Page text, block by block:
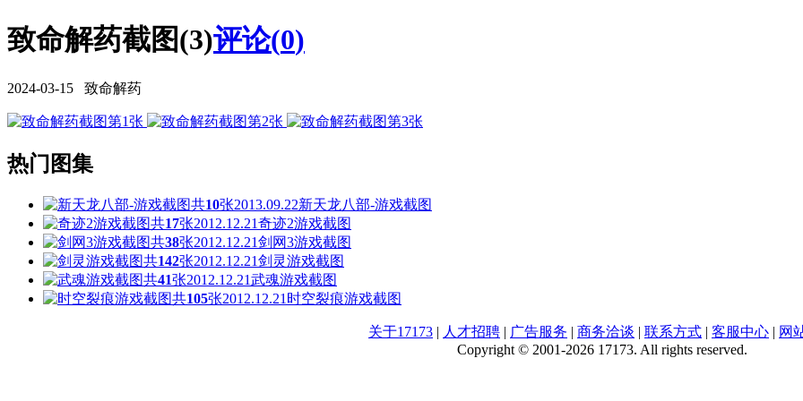
致命解药截图(3)评论(0)
2024-03-15 致命解药
热门图集
共10张2013.09.22新天龙八部-游戏截图
共17张2012.12.21奇迹2游戏截图
共38张2012.12.21剑网3游戏截图
共142张2012.12.21剑灵游戏截图
共41张2012.12.21武魂游戏截图
共105张2012.12.21 时空裂痕游戏截图
关于17173 | 人才招聘 | 广告服务 | 商务洽谈 | 联系方式 | 客服中心 | 网
Copyright © 2001-2026 17173. All rights reserved.